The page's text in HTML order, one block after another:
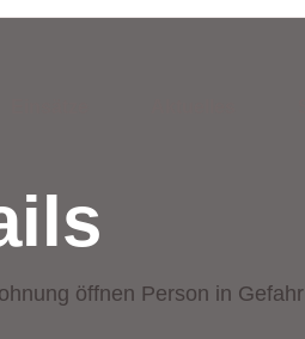
öffnen Person in Gefahr